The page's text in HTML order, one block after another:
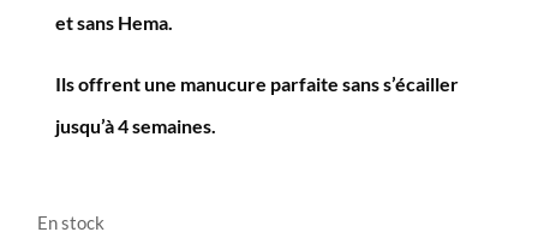
et sans Hema.
Ils offrent une manucure parfaite sans s’écailler
jusqu’à 4 semaines.
En stock